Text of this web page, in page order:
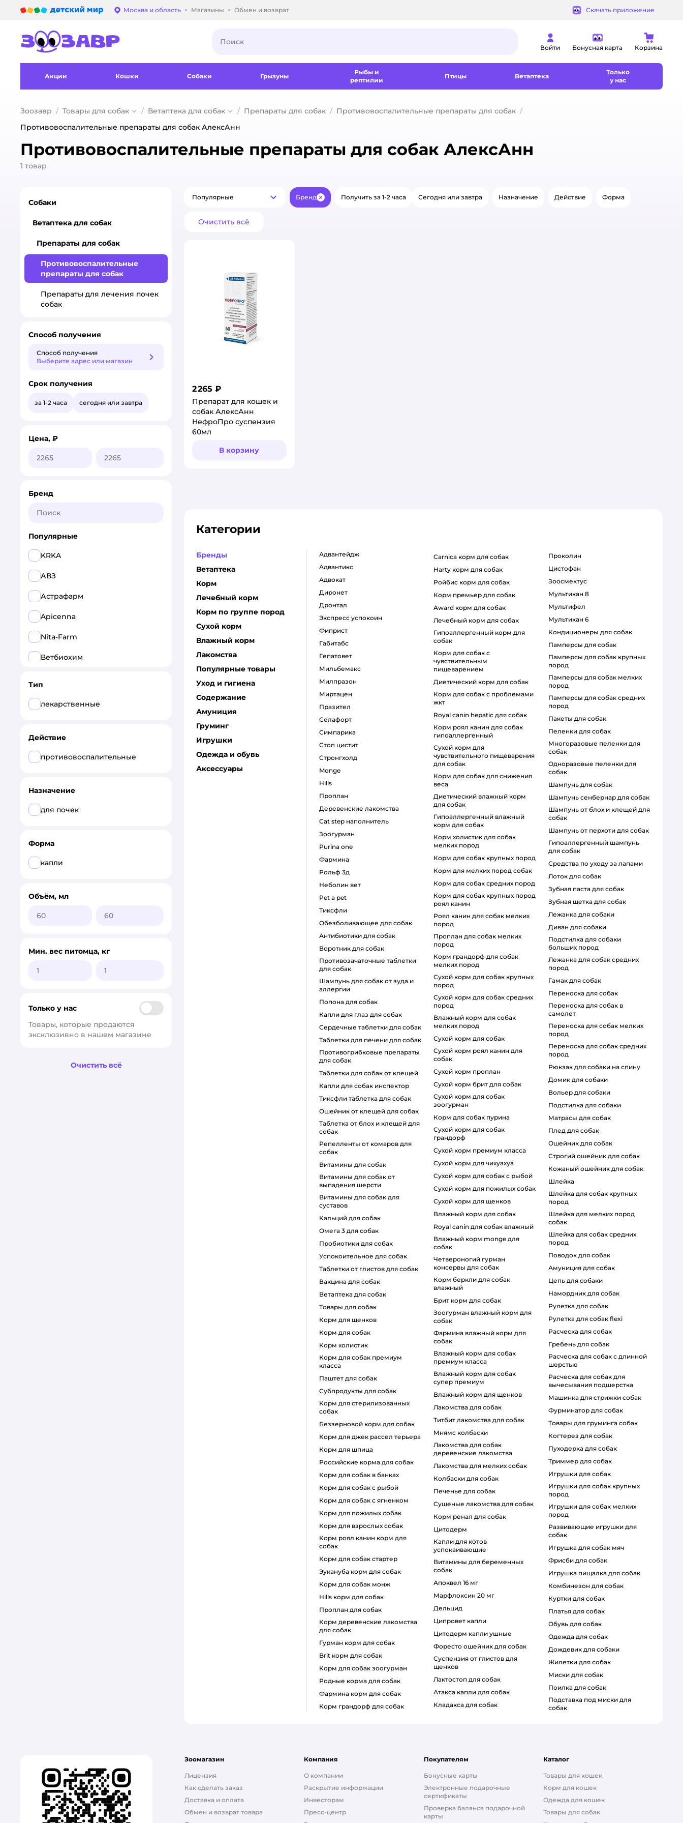
Выбор адреса доставки.
Москва и область Магазины Обмен и возврат Скачать приложение
Войти Бонусная карта Корзина
Акции Кошки Собаки Грызуны
Рыбы и
рептилии
Птицы Ветаптека
Только
у нас
Зоозавр Товары для собак Ветаптека для собак Препараты для собак
Противовоспалительные препараты для собак
Противовоспалительные препараты для собак АлексАнн
Противовоспалительные препараты для собак АлексАнн
1 товар
Популярные
Популярные Бренд ЗакрытьПолучить за 1-2 часа Сегодня или завтра Назначение Действие Форма
Очистить всё
2 265 ₽
Препарат для кошек и
собак АлексАнн
НефроПро суспензия
60мл
В корзину
Категории
Бренды
Ветаптека
Корм
Лечебный корм
Корм по группе пород
Сухой корм
Влажный корм
Лакомства
Популярные товары
Уход и гигиена
Содержание
Амуниция
Груминг
Игрушки
Одежда и обувь
Аксессуары
адвантейдж
адвантикс
адвокат
диронет
дронтал
экспресс успокоин
фиприст
габитабс
гепатовет
мильбемакс
милпразон
миртацен
празител
селафорт
симпарика
стоп цистит
стронгхолд
monge
hills
проплан
деревенские лакомства
cat step наполнитель
зоогурман
purina one
фармина
рольф 3д
неболин вет
pet a pet
тиксфли
обезболивающее для собак
антибиотики для собак
воротник для собак
противозачаточные таблетки
для собак
шампунь для собак от зуда и
аллергии
попона для собак
капли для глаз для собак
сердечные таблетки для собак
таблетки для печени для собак
противогрибковые препараты
для собак
таблетки для собак от клещей
капли для собак инспектор
тиксфли таблетка для собак
ошейник от клещей для собак
таблетка от блох и клещей для
собак
репелленты от комаров для
собак
витамины для собак
витамины для собак от
выпадения шерсти
витамины для собак для
суставов
кальций для собак
омега 3 для собак
пробиотики для собак
успокоительное для собак
таблетки от глистов для собак
вакцина для собак
ветаптека для собак
товары для собак
корм для щенков
корм для собак
корм холистик
корм для собак премиум
класса
паштет для собак
субпродукты для собак
корм для стерилизованных
собак
беззерновой корм для собак
корм для джек рассел терьера
корм для шпица
российские корма для собак
корм для собак в банках
корм для собак с рыбой
корм для собак с ягненком
корм для пожилых собак
корм для взрослых собак
корм роял канин корм для
собак
корм для собак стартер
эукануба корм для собак
корм для собак монж
hills корм для собак
проплан для собак
корм деревенские лакомства
для собак
гурман корм для собак
brit корм для собак
корм для собак зоогурман
родные корма для собак
фармина корм для собак
корм грандорф для собак
carnica корм для собак
harty корм для собак
ройбис корм для собак
корм премьер для собак
award корм для собак
лечебный корм для собак
гипоаллергенный корм для
собак
корм для собак с
чувствительным
пищеварением
диетический корм для собак
корм для собак с проблемами
жкт
royal canin hepatic для собак
корм роял канин для собак
гипоаллергенный
сухой корм для
чувствительного пищеварения
для собак
корм для собак для снижения
веса
диетический влажный корм
для собак
гипоаллергенный влажный
корм для собак
корм холистик для собак
мелких пород
корм для собак крупных пород
корм для мелких пород собак
корм для собак средних пород
корм для собак крупных пород
роял канин
роял канин для собак мелких
пород
проплан для собак мелких
пород
корм грандорф для собак
мелких пород
сухой корм для собак крупных
пород
сухой корм для собак средних
пород
влажный корм для собак
мелких пород
сухой корм для собак
сухой корм роял канин для
собак
сухой корм проплан
сухой корм брит для собак
сухой корм для собак
зоогурман
корм для собак пурина
сухой корм для собак
грандорф
сухой корм премиум класса
сухой корм для чихуахуа
сухой корм для собак с рыбой
сухой корм для пожилых собак
сухой корм для щенков
влажный корм для собак
royal canin для собак влажный
влажный корм monge для
собак
четвероногий гурман
консервы для собак
корм беркли для собак
влажный
брит корм для собак
зоогурман влажный корм для
собак
фармина влажный корм для
собак
влажный корм для собак
премиум класса
влажный корм для собак
супер премиум
влажный корм для щенков
лакомства для собак
титбит лакомства для собак
мнямс колбаски
лакомства для собак
деревенские лакомства
лакомства для мелких собак
колбаски для собак
печенье для собак
сушеные лакомства для собак
корм ренал для собак
цитодерм
капли для котов
успокаивающие
витамины для беременных
собак
апоквел 16 мг
марфлоксин 20 мг
дельцид
ципровет капли
цитодерм капли ушные
форесто ошейник для собак
суспензия от глистов для
щенков
лактостоп для собак
атакса капли для собак
кладакса для собак
проколин
цистофан
зоосмектус
мультикан 8
мультифел
мультикан 6
кондиционеры для собак
памперсы для собак
памперсы для собак крупных
пород
памперсы для собак мелких
пород
памперсы для собак средних
пород
пакеты для собак
пеленки для собак
многоразовые пеленки для
собак
одноразовые пеленки для
собак
шампунь для собак
шампунь сенбернар для собак
шампунь от блох и клещей для
собак
шампунь от перхоти для собак
гипоаллергенный шампунь
для собак
средства по уходу за лапами
лоток для собак
зубная паста для собак
зубная щетка для собак
лежанка для собаки
диван для собаки
подстилка для собаки
больших пород
лежанка для собак средних
пород
гамак для собак
переноска для собак
переноска для собак в
самолет
переноска для собак мелких
пород
переноска для собак средних
пород
рюкзак для собаки на спину
домик для собаки
вольер для собаки
подстилка для собаки
матрасы для собак
плед для собак
ошейник для собак
строгий ошейник для собак
кожаный ошейник для собак
шлейка
шлейка для собак крупных
пород
шлейка для мелких пород
собак
шлейка для собак средних
пород
поводок для собак
амуниция для собак
цепь для собаки
намордник для собак
рулетка для собак
рулетка для собак flexi
расческа для собак
гребень для собак
расческа для собак с длинной
шерстью
расческа для собак для
вычесывания подшерстка
машинка для стрижки собак
фурминатор для собак
товары для груминга собак
когтерез для собак
пуходерка для собак
триммер для собак
игрушки для собак
игрушки для собак крупных
пород
игрушки для собак мелких
пород
развивающие игрушки для
собак
игрушка для собак мяч
фрисби для собак
игрушка пищалка для собак
комбинезон для собак
куртки для собак
платья для собак
обувь для собак
одежда для собак
дождевик для собаки
жилетки для собак
миски для собак
поилка для собак
подставка под миски для
собак
Собаки
Ветаптека для собак
Препараты для собак
Противовоспалительные
препараты для собак
Препараты для лечения почек
собак
Способ получения
Способ получения
Выберите адрес или магазин
Способ получения
Срок получения
за 1-2 часа сегодня или завтра
Цена, ₽
Бренд
Популярные
KRKA
АВЗ
Астрафарм
Apicenna
Nita-Farm
Ветбиохим
Неболин-Вет
Все
KRKA
Neoterica
Okvet
Астрафарм
БАРС
Неболин-Вет
Тип
лекарственные
Действие
противовоспалительные
Назначение
для почек
Форма
капли
Объём, мл
Мин. вес питомца, кг
Только у нас
Товары, которые продаются
эксклюзивно в нашем магазине
Очистить всё
Зоомагазин
Лицензия
Как сделать заказ
Доставка и оплата
Обмен и возврат товара
Компания
О компании
Раскрытие информации
Инвесторам
Пресс-центр
Покупателям
Бонусные карты
Электронные подарочные
сертификаты
Проверка баланса подарочной
карты
Каталог
Товары для кошек
Корм для кошек
Одежда для кошек
Товары для собак